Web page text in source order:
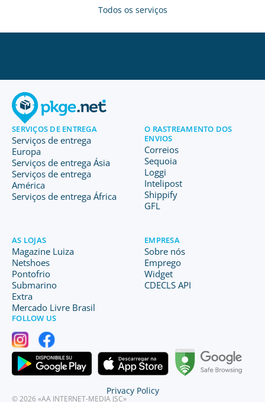
Todos os serviços
SERVIÇOS DE ENTREGA
Serviços de entrega
Europa
Serviços de entrega Ásia
Serviços de entrega
América
Serviços de entrega África
O RASTREAMENTO DOS
ENVIOS
Correios
Sequoia
Loggi
Intelipost
Shippify
GFL
AS LOJAS
Magazine Luiza
Netshoes
Pontofrio
Submarino
Extra
Mercado Livre Brasil
EMPRESA
Sobre nós
Emprego
Widget
CDECLS API
FOLLOW US
© 2026 «AA INTERNET-MEDIA JSC»
Privacy Policy